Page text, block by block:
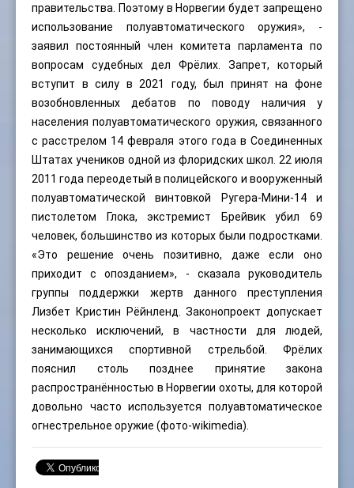
правительства. Поэтому в Норвегии будет запрещено
использование полуавтоматического оружия», -
заявил постоянный член комитета парламента по
вопросам судебных дел Фрёлих. Запрет, который
вступит в силу в 2021 году, был принят на фоне
возобновленных дебатов по поводу наличия у
населения полуавтоматического оружия, связанного
с расстрелом 14 февраля этого года в Соединенных
Штатах учеников одной из флоридских школ. 22 июля
2011 года переодетый в полицейского и вооруженный
полуавтоматической винтовкой Ругера-Мини-14 и
пистолетом Глока, экстремист Брейвик убил 69
человек, большинство из которых были подростками.
«Это решение очень позитивно, даже если оно
приходит с опозданием», - сказала руководитель
группы поддержки жертв данного преступления
Лизбет Кристин Рёйнленд. Законопроект допускает
несколько исключений, в частности для людей,
занимающихся спортивной стрельбой. Фрёлих
пояснил столь позднее принятие закона
распространённостью в Норвегии охоты, для которой
довольно часто используется полуавтоматическое
огнестрельное оружие (фото-wikimedia).